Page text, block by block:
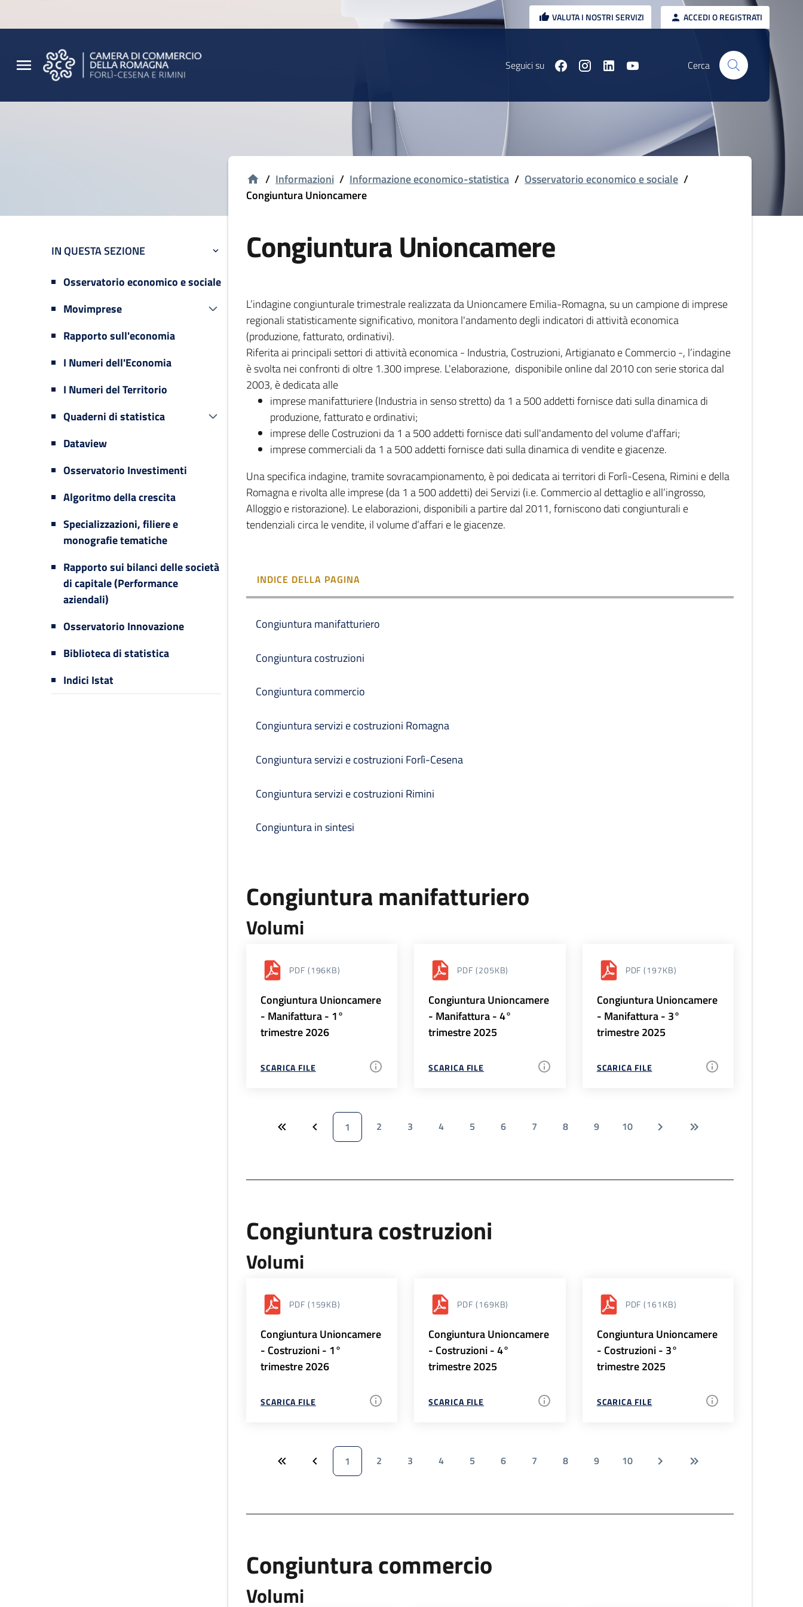
VALUTA I NOSTRI SERVIZI ACCEDI O REGISTRATI
Seguici su Cerca
IN QUESTA SEZIONE
Osservatorio economico e sociale
Movimprese
Rapporto sull'economia
I Numeri dell'Economia
I Numeri del Territorio
Quaderni di statistica
Dataview
Osservatorio Investimenti
Algoritmo della crescita
Specializzazioni, filiere e
monografie tematiche
Rapporto sui bilanci delle società
di capitale (Performance
aziendali)
Osservatorio Innovazione
Biblioteca di statistica
Indici Istat
/ Informazioni / Informazione economico-statistica / Osservatorio economico e sociale /
Congiuntura Unioncamere
Congiuntura Unioncamere
L’indagine congiunturale trimestrale realizzata da Unioncamere Emilia-Romagna, su un campione di imprese
regionali statisticamente significativo, monitora l'andamento degli indicatori di attività economica
(produzione, fatturato, ordinativi).
Riferita ai principali settori di attività economica - Industria, Costruzioni, Artigianato e Commercio -, l’indagine
è svolta nei confronti di oltre 1.300 imprese. L'elaborazione, disponibile online dal 2010 con serie storica dal
2003, è dedicata alle
imprese manifatturiere (Industria in senso stretto) da 1 a 500 addetti fornisce dati sulla dinamica di
produzione, fatturato e ordinativi;
imprese delle Costruzioni da 1 a 500 addetti fornisce dati sull'andamento del volume d'affari;
imprese commerciali da 1 a 500 addetti fornisce dati sulla dinamica di vendite e giacenze.
Una specifica indagine, tramite sovracampionamento, è poi dedicata ai territori di Forlì-Cesena, Rimini e della
Romagna e rivolta alle imprese (da 1 a 500 addetti) dei Servizi (i.e. Commercio al dettaglio e all’ingrosso,
Alloggio e ristorazione). Le elaborazioni, disponibili a partire dal 2011, forniscono dati congiunturali e
tendenziali circa le vendite, il volume d’affari e le giacenze.
INDICE DELLA PAGINA
Congiuntura manifatturiero
Congiuntura costruzioni
Congiuntura commercio
Congiuntura servizi e costruzioni Romagna
Congiuntura servizi e costruzioni Forlì-Cesena
Congiuntura servizi e costruzioni Rimini
Congiuntura in sintesi
Congiuntura manifatturiero
Volumi
PDF (196KB)
Congiuntura Unioncamere
- Manifattura - 1°
trimestre 2026
SCARICA FILE
PDF (205KB)
Congiuntura Unioncamere
- Manifattura - 4°
trimestre 2025
SCARICA FILE
PDF (197KB)
Congiuntura Unioncamere
- Manifattura - 3°
trimestre 2025
SCARICA FILE
1 2 3 4 5 6 7 8 9 10
Congiuntura costruzioni
Volumi
PDF (159KB)
Congiuntura Unioncamere
- Costruzioni - 1°
trimestre 2026
SCARICA FILE
PDF (169KB)
Congiuntura Unioncamere
- Costruzioni - 4°
trimestre 2025
SCARICA FILE
PDF (161KB)
Congiuntura Unioncamere
- Costruzioni - 3°
trimestre 2025
SCARICA FILE
1 2 3 4 5 6 7 8 9 10
Congiuntura commercio
Volumi